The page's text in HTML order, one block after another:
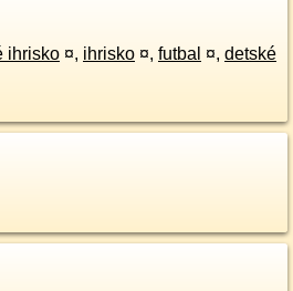
ihrisko ¤, ihrisko ¤, futbal ¤, detské